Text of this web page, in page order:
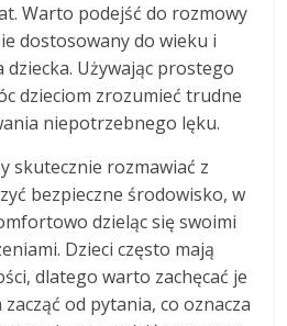
Warto podejść do rozmowy
dostosowany do wieku i
Używając prostego
dzieciom zrozumieć trudne
niepotrzebnego lęku.
skutecznie rozmawiać z
bezpieczne środowisko, w
dzieląc się swoimi
Dzieci często mają
dlatego warto zachęcać je
od pytania, co oznacza